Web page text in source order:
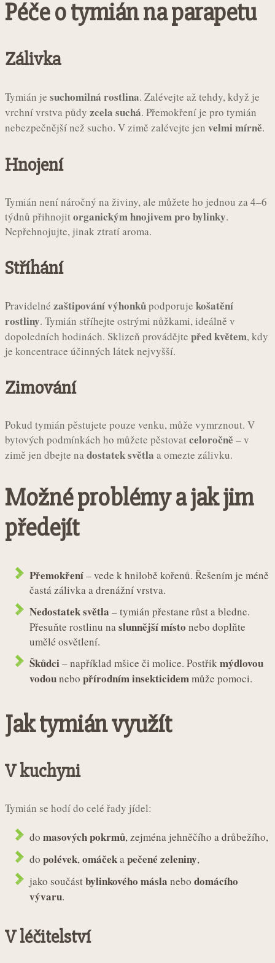
Péče o tymián na parapetu
Zálivka
Tymián je suchomilná rostlina. Zalévejte až tehdy, když je
vrchní vrstva půdy zcela suchá. Přemokření je pro tymián
nebezpečnější než sucho. V zimě zalévejte jen velmi mírně.
Hnojení
Tymián není náročný na živiny, ale můžete ho jednou za 4–6
týdnů přihnojitorganickým hnojivem pro bylinky.
Nepřehnojujte, jinak ztratí aroma.
Stříhání
Pravidelné zaštipování výhonkůpodporuje košatění
rostliny. Tymián stříhejte ostrými nůžkami, ideálně v
dopoledních hodinách. Sklizeň provádějte před květem, kdy
je koncentrace účinných látek nejvyšší.
Zimování
Pokud tymián pěstujete pouze venku, může vymrznout. V
bytových podmínkách ho můžete pěstovatceloročně – v
zimě jen dbejte nadostatek světla a omezte zálivku.
Možné problémy a jak jim
předejít
Přemokření– vede k hnilobě kořenů. Řešením je méně
častá zálivka a drenážní vrstva.
Nedostatek světla – tymián přestane růst a bledne.
Přesuňte rostlinu naslunnější místo nebo doplňte
umělé osvětlení.
Škůdci– například mšice či molice. Postřikmýdlovou
vodounebo přírodním insekticidemmůže pomoci.
Jak tymián využít
V kuchyni
Tymián se hodí do celé řady jídel:
do masových pokrmů, zejména jehněčího a drůbežího,
do polévek,omáčekapečené zeleniny,
jako součástbylinkového másla nebo domácího
vývaru.
V léčitelství